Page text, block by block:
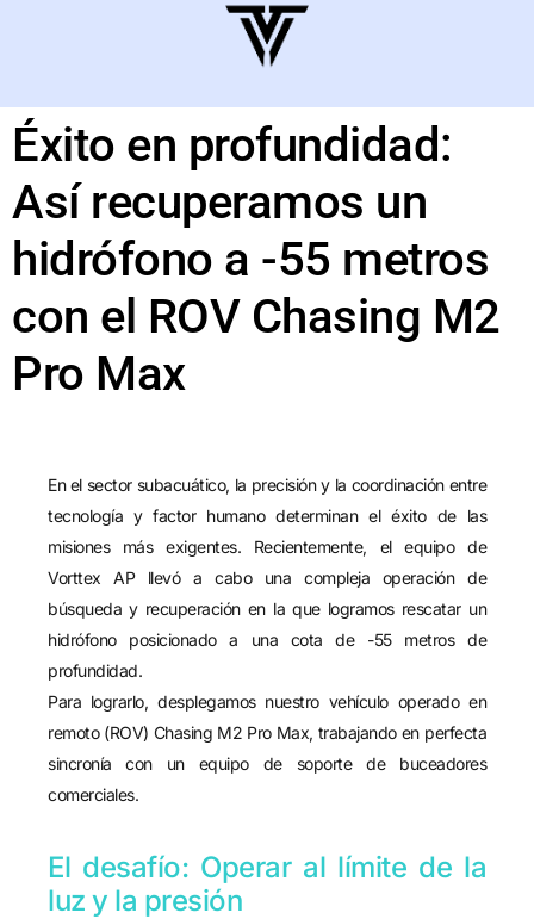
Éxito en profundidad:
Así recuperamos un
hidrófono a -55 metros
con el ROV Chasing M2
Pro Max
En el sector subacuático, la precisión y la coordinación entre
tecnología y factor humano determinan el éxito de las
misiones más exigentes. Recientemente, el equipo de
Vorttex AP llevó a cabo una compleja operación de
búsqueda y recuperación en la que logramos rescatar un
hidrófono posicionado a una cota de -55 metros de
profundidad.
Para lograrlo, desplegamos nuestro vehículo operado en
remoto (ROV) Chasing M2 Pro Max, trabajando en perfecta
sincronía con un equipo de soporte de buceadores
comerciales.
El desafío: Operar al límite de la
luz y la presión